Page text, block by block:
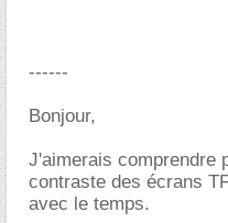
------
Bonjour,
J'aimerais comprendre
contraste des écrans
avec le temps.